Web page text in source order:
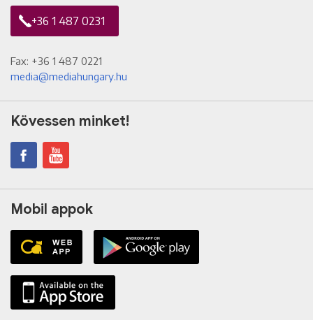
+36 1 487 0231
Fax: +36 1 487 0221
media@mediahungary.hu
Kövessen minket!
Mobil appok